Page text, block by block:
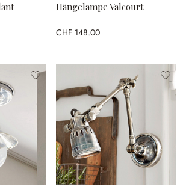
Hängelampe Valcourt
CHF 148.00